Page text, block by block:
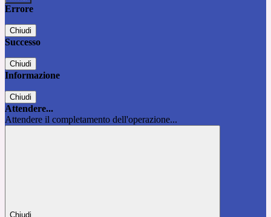
Errore
Chiudi
Successo
Chiudi
Informazione
Chiudi
Attendere...
Attendere il completamento dell'operazione...
Chiudi